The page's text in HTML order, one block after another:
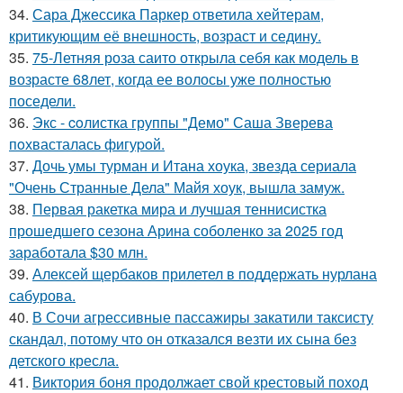
34. Сара Джессика Паркер ответила хейтерам,
критикующим её внешность, возраст и седину.
35. 75-Летняя роза саито открыла себя как модель в
возрасте 68лет, когда ее волосы уже полностью
поседели.
36. Экс - coлистка группы "Демо" Саша Зверева
пoхвасталась фигуpoй.
37. Дочь умы турман и Итана хоука, звезда сериала
"Очень Странные Дела" Майя хоук, вышла замуж.
38. Первая ракетка мира и лучшая теннисистка
прошедшего сезона Арина соболенко за 2025 год
заработала $30 млн.
39. Алексей щербаков прилетел в поддержать нурлана
сабурова.
40. В Сочи агрессивные пассажиры закатили таксисту
скандал, потому что он отказался везти их сына без
детского кресла.
41. Виктория боня продолжает свой крестовый поход